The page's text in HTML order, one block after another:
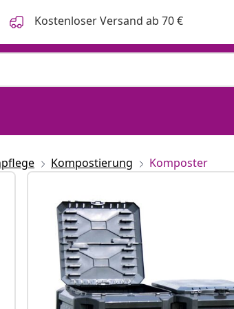
Kostenloser Versand ab 70 €
Kompostierung Komposter